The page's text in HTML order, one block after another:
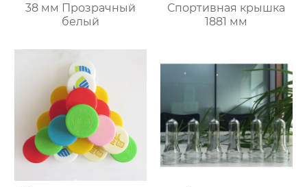
38 мм Прозрачный
белый
Спортивная крышка
1881 мм